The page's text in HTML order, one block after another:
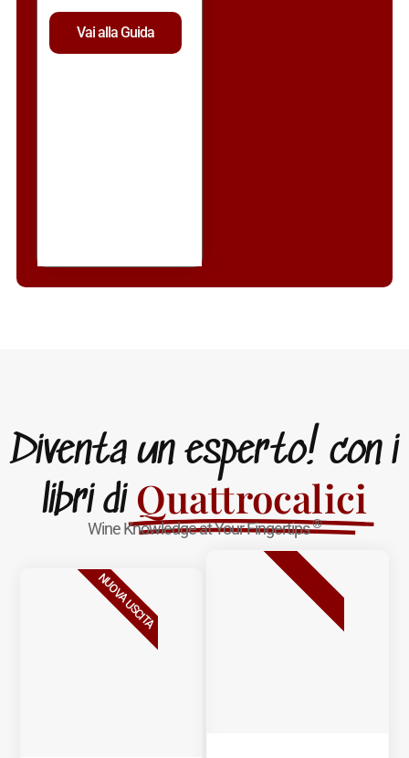
Vai alla Guida
Diventa un esperto! con i
libri di Quattrocalici
Wine Knowledge at Your Fingertips®
NUOVA USCITA BESTSELLER